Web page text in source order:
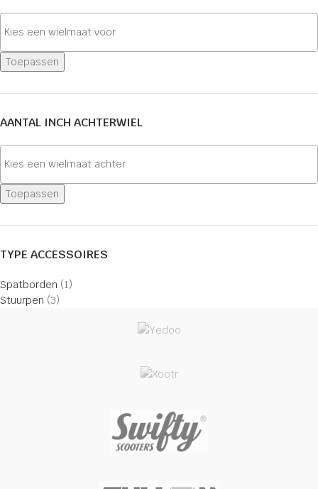
Toepassen
AANTAL INCH ACHTERWIEL
Toepassen
TYPE ACCESSOIRES
Spatborden (1)
Stuurpen (3)